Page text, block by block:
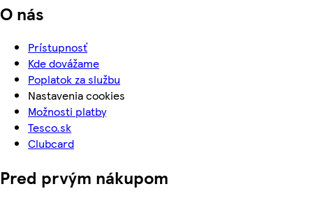
O nás
Prístupnosť
Kde dovážame
Poplatok za službu
Nastavenia cookies
Možnosti platby
Tesco.sk
Clubcard
Pred prvým nákupom